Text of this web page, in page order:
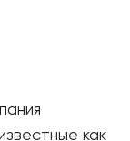
как